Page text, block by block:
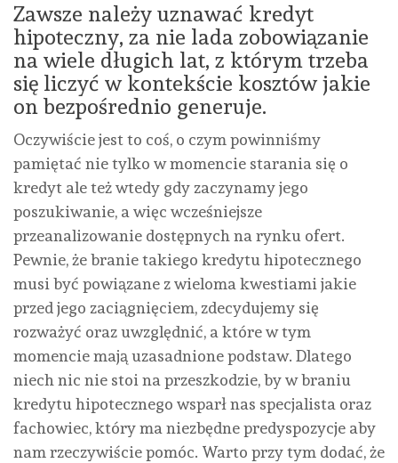
Zawsze należy uznawać kredyt
hipoteczny, za nie lada zobowiązanie
na wiele długich lat, z którym trzeba
się liczyć w kontekście kosztów jakie
on bezpośrednio generuje.
Oczywiście jest to coś, o czym powinniśmy
pamiętać nie tylko w momencie starania się o
kredyt ale też wtedy gdy zaczynamy jego
poszukiwanie, a więc wcześniejsze
przeanalizowanie dostępnych na rynku ofert.
Pewnie, że branie takiego kredytu hipotecznego
musi być powiązane z wieloma kwestiami jakie
przed jego zaciągnięciem, zdecydujemy się
rozważyć oraz uwzględnić, a które w tym
momencie mają uzasadnione podstaw. Dlatego
niech nic nie stoi na przeszkodzie, by w braniu
kredytu hipotecznego wsparł nas specjalista oraz
fachowiec, który ma niezbędne predyspozycje aby
nam rzeczywiście pomóc. Warto przy tym dodać, że